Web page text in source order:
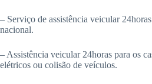
– Serviço de assistência veicular
nacional.
– Assistência veicular 24horas para os
elétricos ou colisão de veículos.